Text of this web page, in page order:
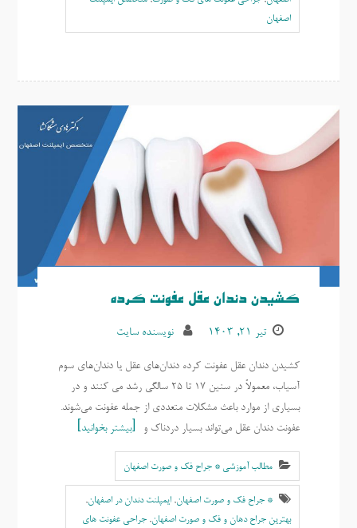
اصفهان
کشیدن دندان عقل عفونت کرده
تیر ۲۱, ۱۴۰۳ نویسنده سایت
کشیدن دندان عقل عفونت کرده دندان‌های عقل یا دندان‌های سوم
آسیاب، معمولاً در سنین 17 تا 25 سالگی رشد می کنند و در
بسیاری از موارد باعث مشکلات متعددی از جمله عفونت می‌شوند.
عفونت دندان عقل می‌تواند بسیار دردناک و
بیشتر بخوانید
مطالب آموزشی * جراح فک و صورت اصفهان
* جراح فک و صورت اصفهان, ایمپلنت دندان در اصفهان,
بهترين جراح دهان و فک و صورت اصفهان, جراحی عفونت های